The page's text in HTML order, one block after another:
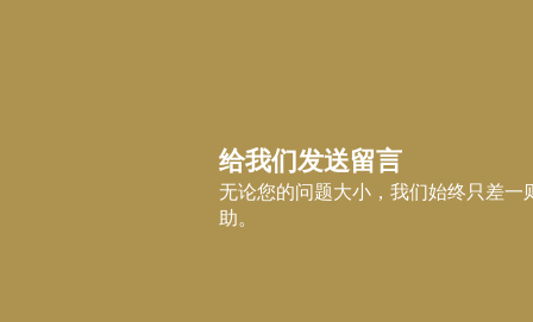
给我们发送留言
无论您的问题大小，我们始终只差
助。